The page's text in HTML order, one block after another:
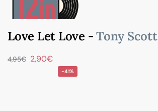
Love Let Love -Tony Scott
4,95€ 2,90€
-41%